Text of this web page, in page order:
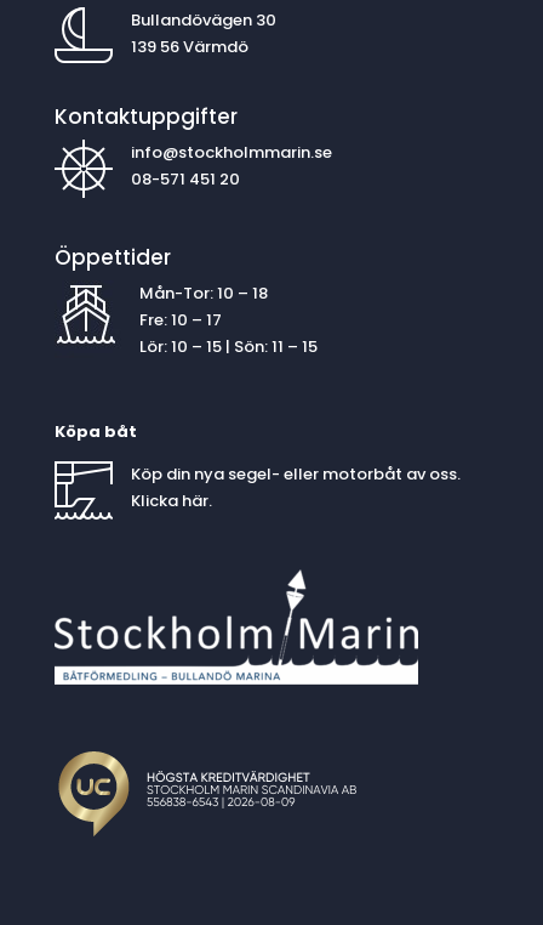
Bullandövägen 30
139 56 Värmdö
Kontaktuppgifter
info@stockholmmarin.se
08-571 451 20
Öppettider
Mån-Tor: 10 – 18
Fre: 10 – 17
Lör: 10 – 15 | Sön: 11 – 15
Köpa båt
Köp din nya segel- eller motorbåt av oss.
Klicka här.